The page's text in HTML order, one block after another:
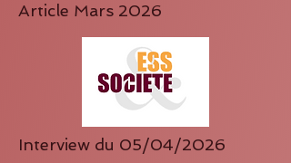
Article Mars 2026
Interview du 05/04/2026